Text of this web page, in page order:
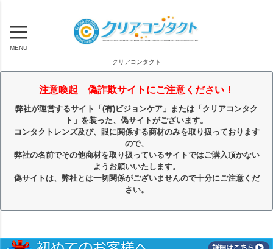
MENU
クリアコンタクト
注意喚起 偽詐欺サイトにご注意ください！
弊社が運営するサイト「(有)ビジョンケア」または「クリアコンタク
ト」を装った、偽サイトがございます。
コンタクトレンズ及び、眼に関係する商材のみを取り扱っております
ので、
弊社の名前でその他商材を取り扱っているサイトではご購入頂かない
ようお願いいたします。
偽サイトは、弊社とは一切関係がございませんので十分にご注意くだ
さい。